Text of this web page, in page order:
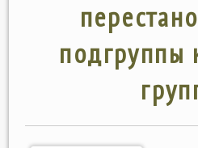
подгруппы